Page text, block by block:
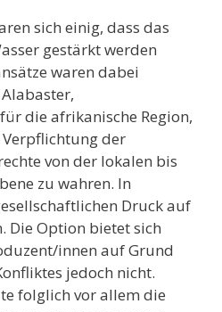
sich einig, dass das
gestärkt werden
waren dabei
die afrikanische Region,
der
von der lokalen bis
zu wahren. In
Druck auf
Die Option bietet sich
innen auf Grund
jedoch nicht.
folglich vor allem die